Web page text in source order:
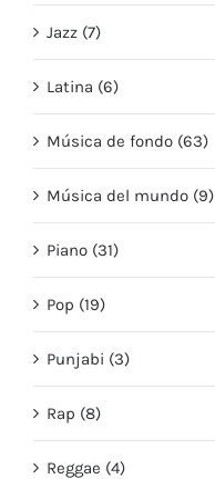
Jazz (7)
Latina (6)
Música de fondo (63)
Música del mundo (9)
Piano (31)
Pop (19)
Punjabi (3)
Rap (8)
Reggae (4)